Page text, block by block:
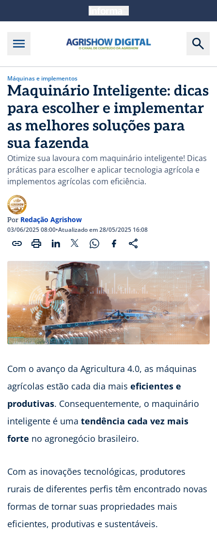
Máquinas e implementos
Maquinário Inteligente: dicas
para escolher e implementar
as melhores soluções para
sua fazenda
Otimize sua lavoura com maquinário inteligente! Dicas
práticas para escolher e aplicar tecnologia agrícola e
implementos agrícolas com eficiência.
Por Redação Agrishow
03/06/2025 08:00•Atualizado em 28/05/2025 16:08
Com o avanço da Agricultura 4.0, as máquinas
agrícolas estão cada dia mais eficientes e
produtivas. Consequentemente, o maquinário
inteligente é uma tendência cada vez mais
forte no agronegócio brasileiro.
Com as inovações tecnológicas, produtores
rurais de diferentes perfis têm encontrado novas
formas de tornar suas propriedades mais
eficientes, produtivas e sustentáveis.